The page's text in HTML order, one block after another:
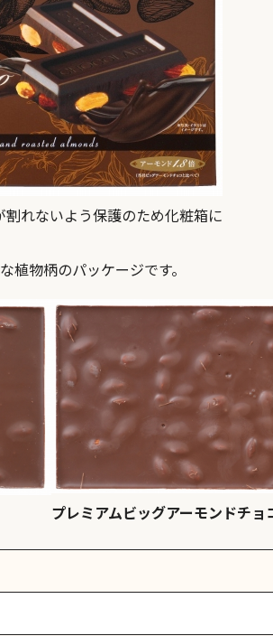
れないよう保護のため化粧箱に
植物柄のパッケージです。
プレミアムビッグアーモンドチョ